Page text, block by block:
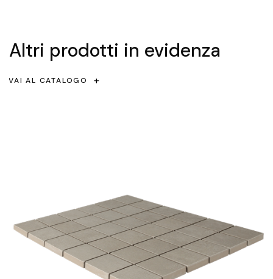
Altri prodotti in evidenza
VAI AL CATALOGO +